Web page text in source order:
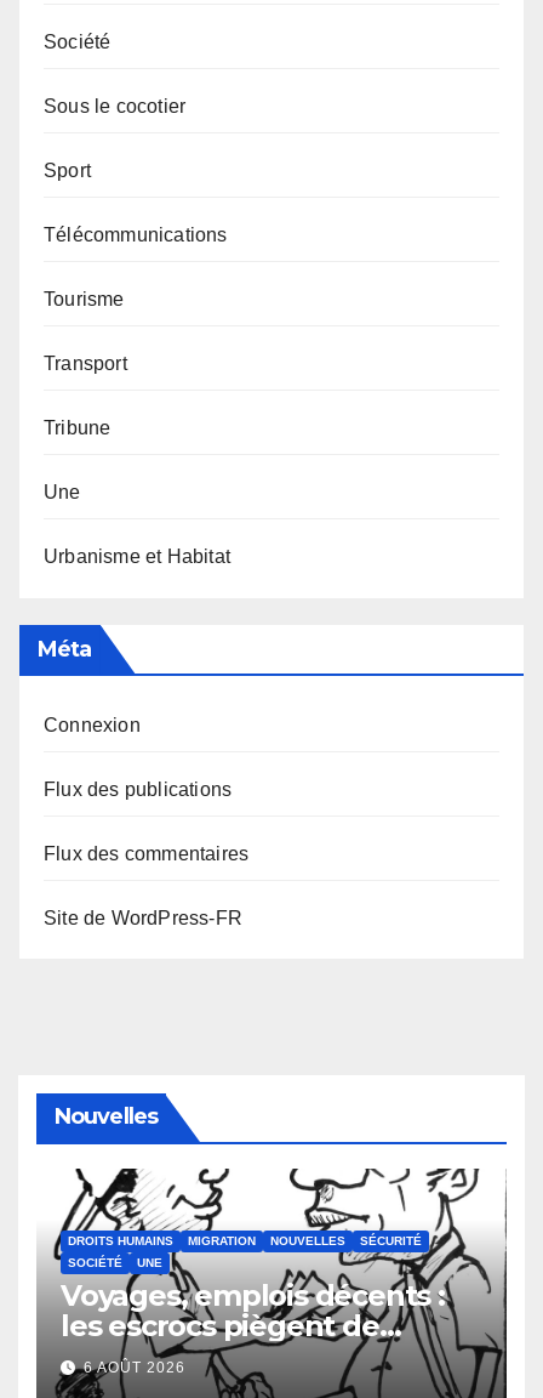
Société
Sous le cocotier
Sport
Télécommunications
Tourisme
Transport
Tribune
Une
Urbanisme et Habitat
Méta
Connexion
Flux des publications
Flux des commentaires
Site de WordPress-FR
Nouvelles
DROITS HUMAINS MIGRATION NOUVELLES
SÉCURITÉ
SOCIÉTÉ
UNE
Voyages, emplois décents :
les escrocs piègent de
nombreux jeunes
6 AOÛT 2026